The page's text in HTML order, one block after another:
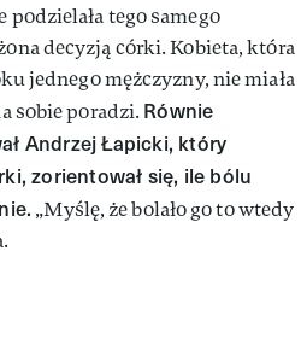
podzielała tego samego
decyzją córki. Kobieta, która
jednego mężczyzny, nie miała
sobie poradzi. Równie
Andrzej Łapicki, który
zorientował się, ile bólu
„Myślę, że bolało go to wtedy